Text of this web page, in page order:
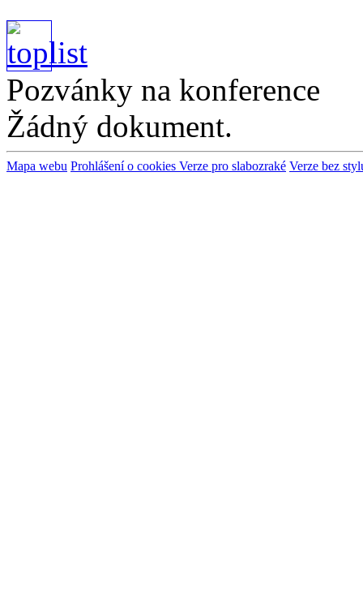
Pozvánky na konference
Žádný dokument.
Mapa webu Prohlášení o cookies Verze pro slabozraké Verze bez